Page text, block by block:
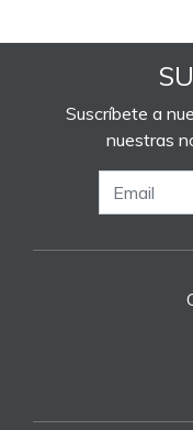
Suscríbete a
nuestras